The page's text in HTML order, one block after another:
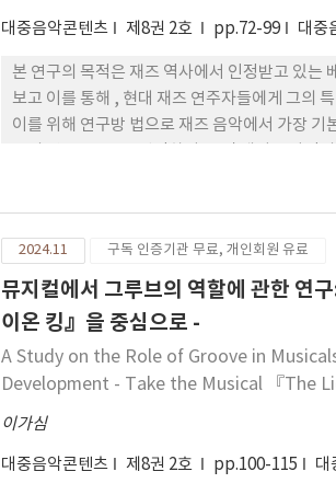
대중음악콘텐츠 제8권 2호 pp.72-99 대중
본 연구의 목적은 재즈 역사에서 인정받고 있는
보고 이를 통해 , 현대 재즈 연주자들에게 그의
이를 위해 연구방 법으로 재즈 음악에서 가장
의 예제를 만들었다. 본 연구에서 레이 브라운
여 리듬에 안정감을 더한다는 결과를 도출해 내
을 제시해 다른 재즈 베이스 연주자들에게 도움
될 수 있기를 기대하는 바이다.
2024.11 구독 인증기관 무료, 개인회원 유료
뮤지컬에서 그루브의 역할에 관한 연
이온 킹』을 중심으로 -
A Study on the Role of Groove in
Development - Take the Musical 『The
이가심
대중음악콘텐츠 제8권 2호 pp.100-115 대